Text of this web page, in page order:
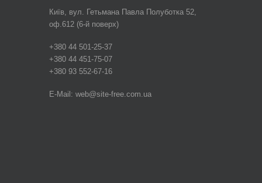
Київ, вул. Гетьмана Павла Полуботка 52,
оф.612 (6-й поверх)
+380 44 501-25-37
+380 44 451-75-07
+380 93 552-67-16
E-Mail: web@site-free.com.ua